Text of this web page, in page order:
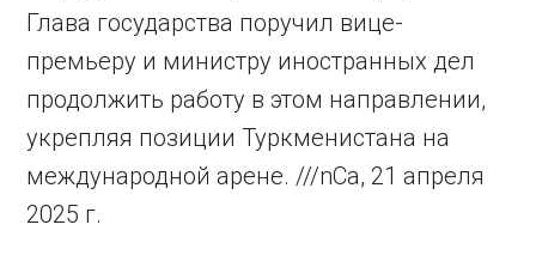
Глава государства поручил вице-
премьеру и министру иностранных дел
продолжить работу в этом направлении,
укрепляя позиции Туркменистана на
международной арене. ///nCa, 21 апреля
2025 г.